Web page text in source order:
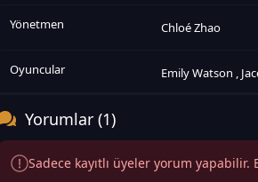
Yönetmen Chloé Zhao
Oyuncular Emily Watson
Yorumlar (1)
Sadece kayıtlı üyeler yorum